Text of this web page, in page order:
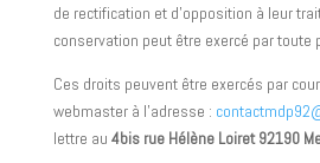
de rectification et d’opposition à leur
conservation peut être exercé par toute
Ces droits peuvent être exercés par
webmaster à l’adresse :
lettre au 4bis rue Hélène Loiret 92190